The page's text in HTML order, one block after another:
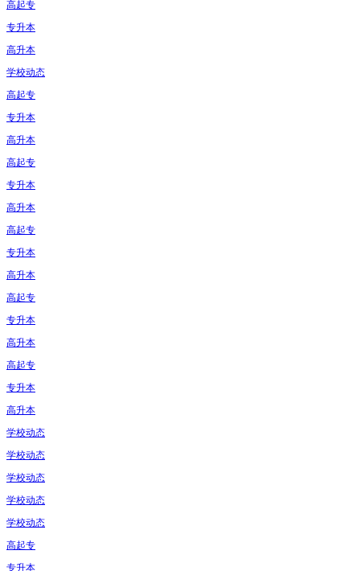
高起专
专升本
高升本
学校动态
高起专
专升本
高升本
高起专
专升本
高升本
高起专
专升本
高升本
高起专
专升本
高升本
高起专
专升本
高升本
学校动态
学校动态
学校动态
学校动态
学校动态
高起专
专升本